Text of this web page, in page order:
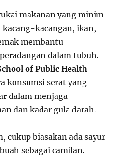
makanan yang minim
kacang-kacangan, ikan,
membantu
dalam tubuh.
of Public Health
konsumsi serat yang
dalam menjaga
dan kadar gula darah.
cukup biasakan ada sayur
sebagai camilan.